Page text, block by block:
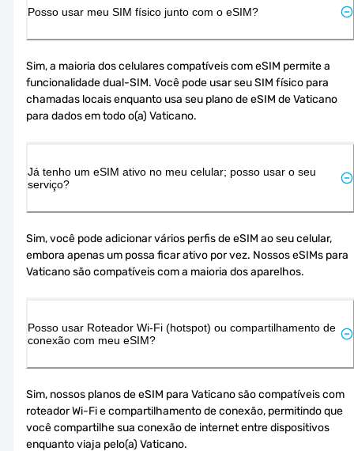
Posso usar meu SIM físico junto com o eSIM?
Sim, a maioria dos celulares compatíveis com eSIM permite a
funcionalidade dual-SIM. Você pode usar seu SIM físico para
chamadas locais enquanto usa seu plano de eSIM de Vaticano
para dados em todo o(a) Vaticano.
Já tenho um eSIM ativo no meu celular; posso usar o seu
serviço?
Sim, você pode adicionar vários perfis de eSIM ao seu celular,
embora apenas um possa ficar ativo por vez. Nossos eSIMs para
Vaticano são compatíveis com a maioria dos aparelhos.
Posso usar Roteador Wi-Fi (hotspot) ou compartilhamento de
conexão com meu eSIM?
Sim, nossos planos de eSIM para Vaticano são compatíveis com
roteador Wi-Fi e compartilhamento de conexão, permitindo que
você compartilhe sua conexão de internet entre dispositivos
enquanto viaja pelo(a) Vaticano.